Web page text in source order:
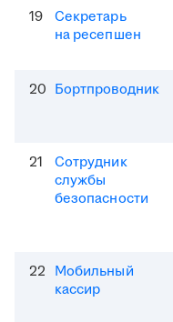
19
Секретарь
на ресепшен
20 Бортпроводник
21
Сотрудник
службы
безопасности
22 Мобильный
кассир